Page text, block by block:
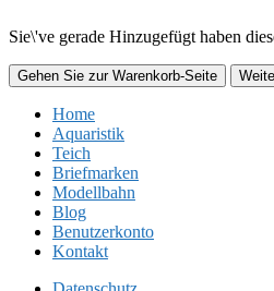
Sie\'ve gerade Hinzugefügt haben
Gehen Sie zur Warenkorb-Seite
Home
Aquaristik
Teich
Briefmarken
Modellbahn
Blog
Benutzerkonto
Kontakt